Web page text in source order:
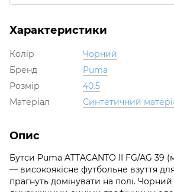
Характеристики
Колір
Чорний
Бренд
Puma
Розмір
40.5
Матеріал
Синтетичний
Опис
Бутси Puma ATTACANTO II FG/AG 39
— високоякісне футбольне взуття для
прагнуть домінувати на полі. Чорний